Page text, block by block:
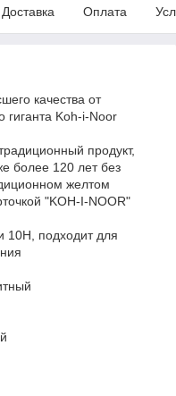
Доставка Оплата
качества от
гиганта Koh-i-Noor
продукт,
более 120 лет без
желтом
"KOH-I-NOOR"
10H, подходит для